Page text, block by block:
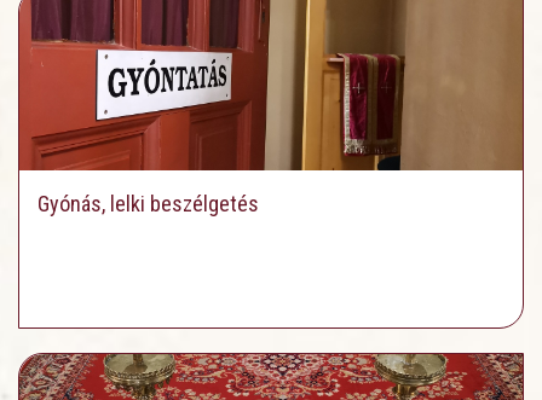
Gyónás, lelki beszélgetés